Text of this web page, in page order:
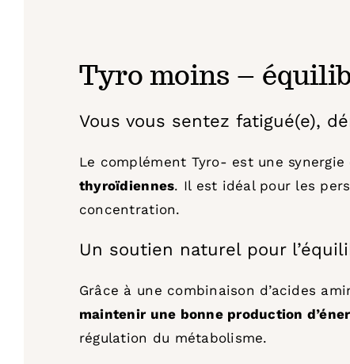
Tyro moins –
Vous vous sentez fatigué(e),
Le complément Tyro- est une
thyroïdiennes. Il est idéal pour les
concentration.
Un soutien naturel pour
Grâce à une combinaison d’acides
maintenir une bonne production
régulation du métabolisme.